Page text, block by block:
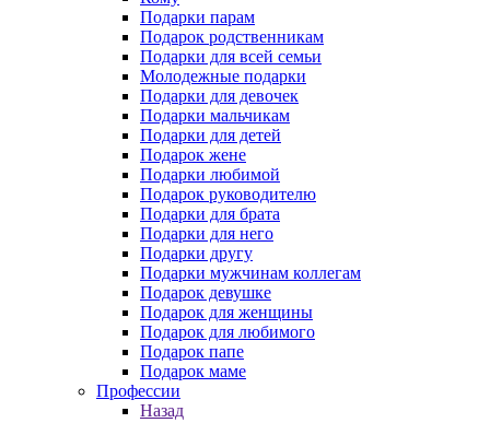
Подарки парам
Подарок родственникам
Подарки для всей семьи
Молодежные подарки
Подарки для девочек
Подарки мальчикам
Подарки для детей
Подарок жене
Подарки любимой
Подарок руководителю
Подарки для брата
Подарки для него
Подарки другу
Подарки мужчинам коллегам
Подарок девушке
Подарок для женщины
Подарок для любимого
Подарок папе
Подарок маме
Профессии
Назад